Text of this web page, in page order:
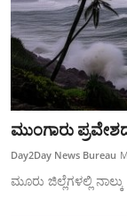
ಮುಂಗಾರು
Day2Day News Bureau
ಮೂರು ಜಿಲ್ಲೆಗಳಲ್ಲಿ